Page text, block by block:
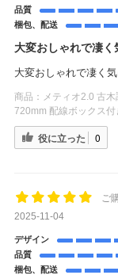
品質
梱包、配送
大変おしゃれで凄く
大変おしゃれで凄く気
商品：
メティオ2.0 古
720mm 配線ボックス
役に立った 0
ご
2025-11-04
デザイン
品質
梱包、配送